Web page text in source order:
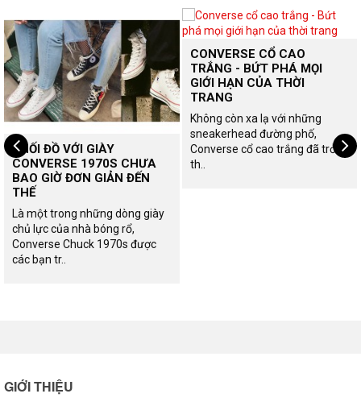
PHỐI ĐỒ VỚI GIÀY
CONVERSE 1970S CHƯA
BAO GIỜ ĐƠN GIẢN ĐẾN
THẾ
Là một trong những dòng giày
chủ lực của nhà bóng rổ,
Converse Chuck 1970s được
các bạn tr..
CONVERSE CỔ CAO
TRẮNG - BỨT PHÁ MỌI
GIỚI HẠN CỦA THỜI
TRANG
Không còn xa lạ với những
sneakerhead đường phố,
Converse cổ cao trắng đã trở
th..
GIỚI THIỆU